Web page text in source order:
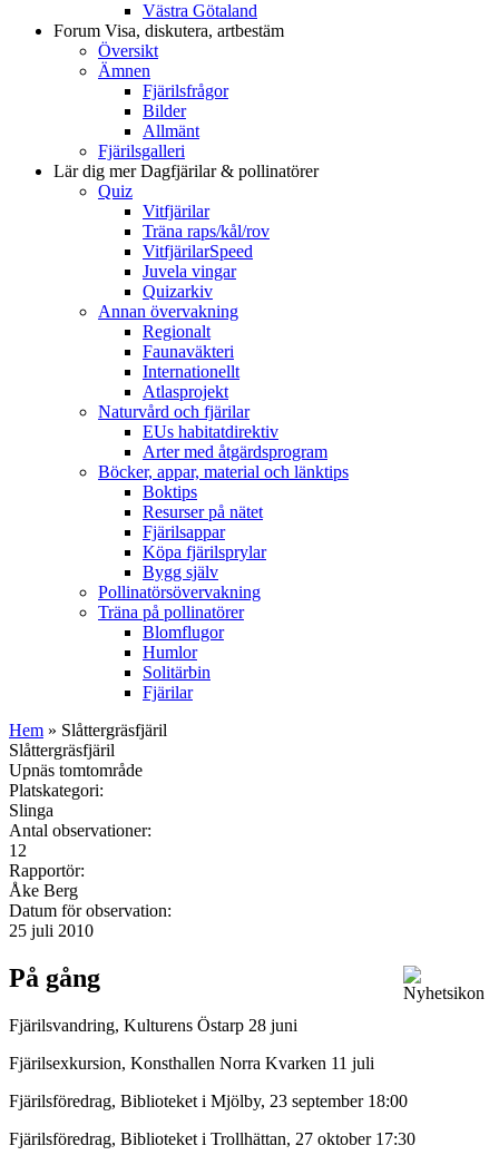
Västra Götaland
Forum Visa, diskutera, artbestäm
Översikt
Ämnen
Fjärilsfrågor
Bilder
Allmänt
Fjärilsgalleri
Lär dig merDagfjärilar & pollinatörer
Quiz
Vitfjärilar
Träna raps/kål/rov
VitfjärilarSpeed
Juvela vingar
Quizarkiv
Annan övervakning
Regionalt
Faunaväkteri
Internationellt
Atlasprojekt
Naturvård och fjärilar
EUs habitatdirektiv
Arter med åtgärdsprogram
Böcker, appar, material och länktips
Boktips
Resurser på nätet
Fjärilsappar
Köpa fjärilsprylar
Bygg själv
Pollinatörsövervakning
Träna på pollinatörer
Blomflugor
Humlor
Solitärbin
Fjärilar
Hem » Slåttergräsfjäril
Slåttergräsfjäril
Upnäs tomtområde
Platskategori:
Slinga
Antal observationer:
12
Rapportör:
Åke Berg
Datum för observation:
25 juli 2010
På gång
Fjärilsvandring, Kulturens Östarp 28 juni
Fjärilsexkursion, Konsthallen Norra Kvarken 11 juli
Fjärilsföredrag, Biblioteket i Mjölby, 23 september 18:00
Fjärilsföredrag, Biblioteket i Trollhättan, 27 oktober 17:30